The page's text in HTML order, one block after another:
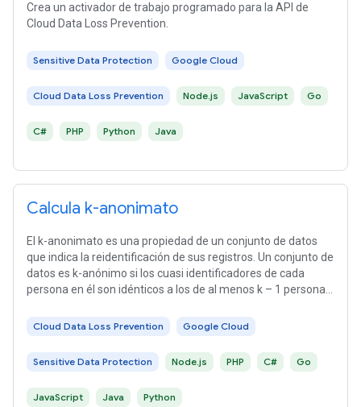
Crea un activador de trabajo programado para la API de
Cloud Data Loss Prevention.
Sensitive Data Protection Google Cloud
Cloud Data Loss Prevention Node.js JavaScript Go
C# PHP Python Java
Calcula k-anonimato
El k-anonimato es una propiedad de un conjunto de datos
que indica la reidentificación de sus registros. Un conjunto de
datos es k-anónimo si los cuasi identificadores de cada
persona en él son idénticos a los de al menos k – 1 personas
Cloud DLP para calcular un valor de k-anonimato.
Cloud Data Loss Prevention Google Cloud
Sensitive Data Protection Node.js PHP C# Go
JavaScript Java Python